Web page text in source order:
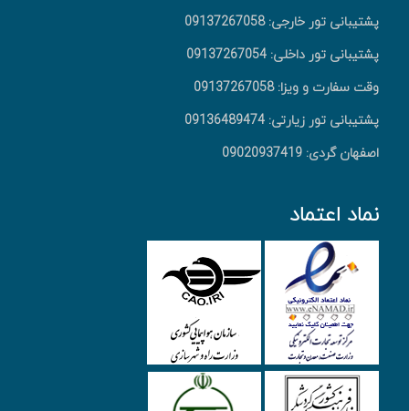
پشتیبانی تور خارجی: 09137267058
پشتیبانی تور داخلی: 09137267054
وقت سفارت و ویزا: 09137267058
پشتیبانی تور زیارتی: 09136489474
اصفهان گردی: 09020937419
نماد اعتماد